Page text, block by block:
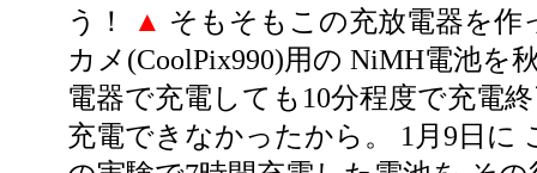
う！
▲ そもそもこの充放電器を作
カメ(CoolPix990)用の NiMH電池を
電器で充電しても10分程度で充電
充電できなかったから。 1月9日に